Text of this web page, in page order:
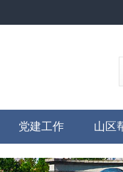
党建工作 山区